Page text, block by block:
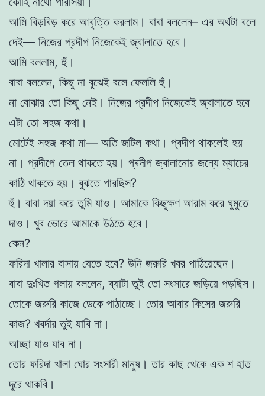
আমি বিড়বিড় করে আবৃত্তি করলাম। বাবা বললেন– এর অর্থটা বলে
দেই— নিজের প্রদীপ নিজেকেই জ্বালাতে হবে।
আমি বললাম, হুঁ।
বাবা বললেন, কিছু না বুঝেই বলে ফেললি হুঁ।
না বোঝার তো কিছু নেই। নিজের প্রদীপ নিজেকেই জ্বালাতে হবে
এটা তো সহজ কথা।
মোটেই সহজ কথা মা— অতি জটিল কথা। প্ৰদীপ থাকলেই হয়
না। প্রদীপে তেল থাকতে হয়। প্ৰদীপ জ্বালানোর জন্যে ম্যাচের
কাঠি থাকতে হয়। বুঝতে পারছিস?
হুঁ। বাবা দয়া করে তুমি যাও। আমাকে কিছুক্ষণ আরাম করে ঘুমুতে
দাও। খুব ভোরে আমাকে উঠতে হবে।
কেন?
ফরিদা খালার বাসায় যেতে হবে? উনি জরুরি খবর পাঠিয়েছেন।
বাবা দুঃখিত গলায় বললেন, ব্যাটা তুই তো সংসারে জড়িয়ে পড়ছিস।
তোকে জরুরি কাজে ডেকে পাঠাচ্ছে। তোর আবার কিসের জরুরি
কাজ? খবৰ্দার তুই যাবি না।
আচ্ছা যাও যাব না।
তোর ফরিদা খালা ঘোর সংসারী মানুষ। তার কাছ থেকে এক শ হাত
দূরে থাকবি।